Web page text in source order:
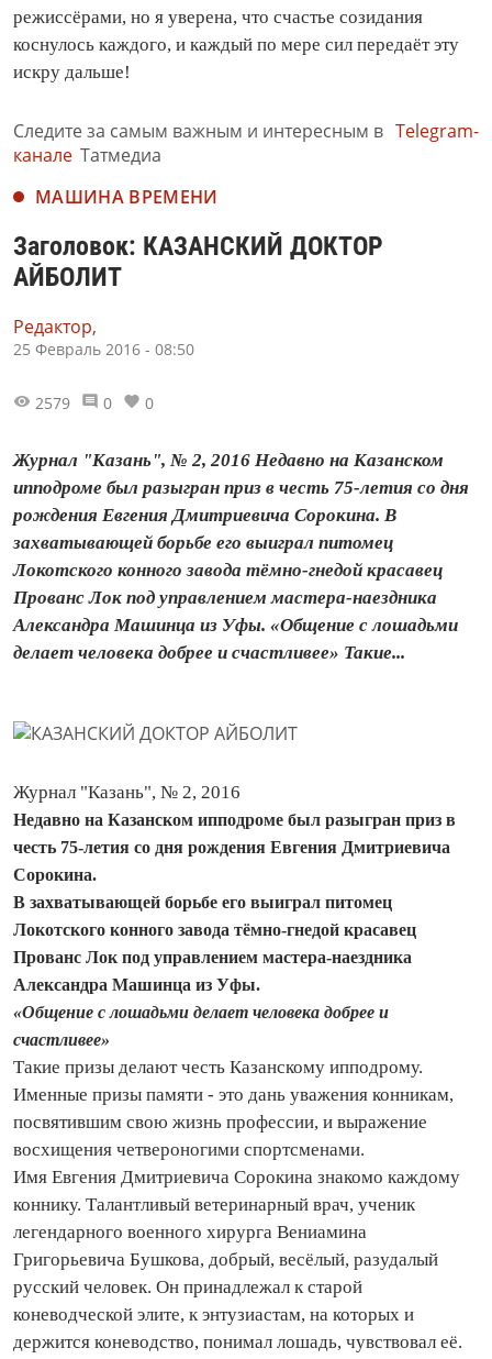
режиссёрами, но я уверена, что счастье созидания
коснулось каждого, и каждый по мере сил передаёт эту
искру дальше!
Следите за самым важным и интересным в Telegram-
канале Татмедиа
МАШИНА ВРЕМЕНИ
Заголовок: КАЗАНСКИЙ ДОКТОР
АЙБОЛИТ
Редактор,
25 Февраль 2016 - 08:50
2579 0 0
Журнал "Казань", № 2, 2016 Недавно на Казанском
ипподроме был разыгран приз в честь 75-летия со дня
рождения Евгения Дмитриевича Сорокина. В
захватывающей борьбе его выиграл питомец
Локотского конного завода тёмно-гнедой красавец
Прованс Лок под управлением мастера-наездника
Александра Машинца из Уфы. «Общение с лошадьми
делает человека добрее и счастливее» Такие...
Журнал "Казань", № 2, 2016
Недавно на Казанском ипподроме был разыгран приз в
честь 75-летия со дня рождения Евгения Дмитриевича
Сорокина.
В захватывающей борьбе его выиграл питомец
Локотского конного завода тёмно-гнедой красавец
Прованс Лок под управлением мастера-наездника
Александра Машинца из Уфы.
«Общение с лошадьми делает человека добрее и
счастливее»
Такие призы делают честь Казанскому ипподрому.
Именные призы памяти - это дань уважения конникам,
посвятившим свою жизнь профессии, и выражение
восхищения четвероногими спортсменами.
Имя Евгения Дмитриевича Сорокина знакомо каждому
коннику. Талантливый ветеринарный врач, ученик
легендарного военного хирурга Вениамина
Григорьевича Бушкова, добрый, весёлый, разудалый
русский человек. Он принадлежал к старой
коневодческой элите, к энтузиастам, на которых и
держится коневодство, понимал лошадь, чувствовал её.